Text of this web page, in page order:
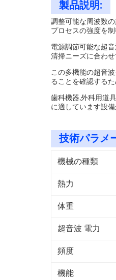
製品説明:
調整可能な周波数
プロセスの強度を
電源調節可能な超
清掃ニーズに合わ
この多機能の超音
ることを確認する
歯科機器,外科用道
に適しています設
技術パラメ
機械の種類
熱力
体重
超音波 電力
頻度
機能